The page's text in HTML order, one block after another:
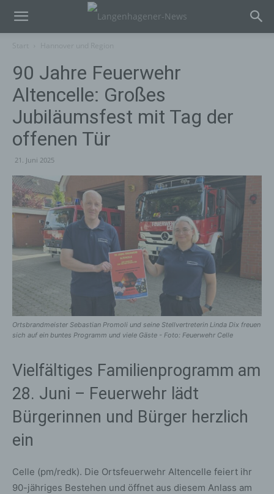
90 Jahre Feuerwehr
Altencelle: Großes
Jubiläumsfest mit Tag der
offenen Tür
21. Juni 2025
Ortsbrandmeister Sebastian Promoli und seine Stellvertreterin Linda Dix freuen
sich auf ein buntes Programm und viele Gäste - Foto: Feuerwehr Celle
Vielfältiges Familienprogramm am
28. Juni – Feuerwehr lädt
Bürgerinnen und Bürger herzlich
ein
Celle (pm/redk). Die Ortsfeuerwehr Altencelle feiert ihr
90-jähriges Bestehen und öffnet aus diesem Anlass am